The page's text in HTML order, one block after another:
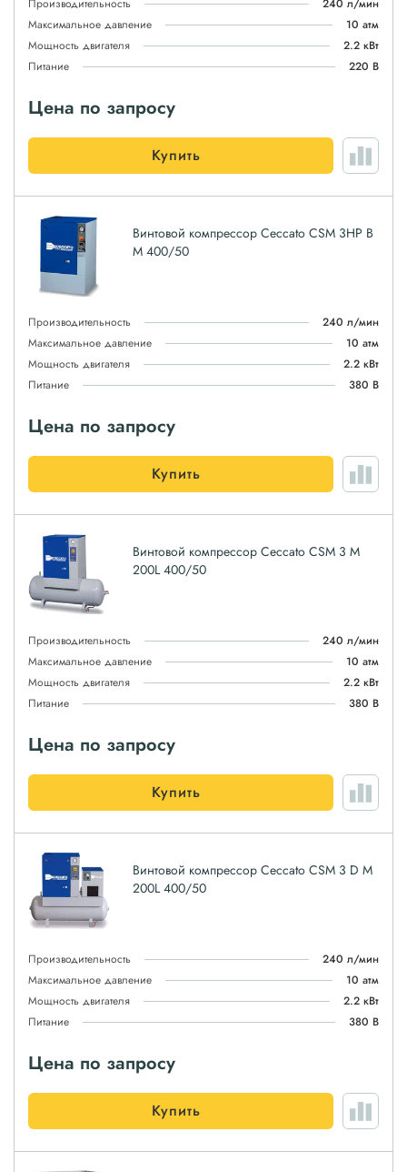
Производительность
240 л/мин
Максимальное давление
10 атм
Мощность двигателя
2.2 кВт
Питание
220 В
Цена по запросу
Купить
Винтовой компрессор Ceccato CSM 3HP B
M 400/50
Производительность
240 л/мин
Максимальное давление
10 атм
Мощность двигателя
2.2 кВт
Питание
380 В
Цена по запросу
Купить
Винтовой компрессор Ceccato CSM 3 M
200L 400/50
Производительность
240 л/мин
Максимальное давление
10 атм
Мощность двигателя
2.2 кВт
Питание
380 В
Цена по запросу
Купить
Винтовой компрессор Ceccato CSM 3 D M
200L 400/50
Производительность
240 л/мин
Максимальное давление
10 атм
Мощность двигателя
2.2 кВт
Питание
380 В
Цена по запросу
Купить